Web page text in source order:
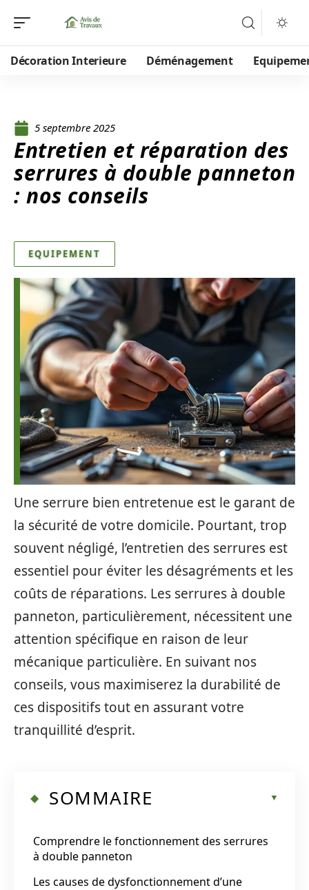
Décoration Interieure Déménagement
5 septembre 2025
Entretien et réparation des
serrures à double panneton
: nos conseils
EQUIPEMENT
Une serrure bien entretenue est le garant de
la sécurité de votre domicile. Pourtant, trop
souvent négligé, l’entretien des serrures est
essentiel pour éviter les désagréments et les
coûts de réparations. Les serrures à double
panneton, particulièrement, nécessitent une
attention spécifique en raison de leur
mécanique particulière. En suivant nos
conseils, vous maximiserez la durabilité de
ces dispositifs tout en assurant votre
tranquillité d’esprit.
SOMMAIRE
Comprendre le fonctionnement des serrures
à double panneton
Les causes de dysfonctionnement d’une